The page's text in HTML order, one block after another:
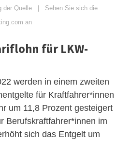
der Quelle | Sehen Sie sich die
an
für LKW-
werden in einem zweiten
für Kraftfahrer*innen
um 11,8 Prozent gesteigert
Berufskraftfahrer*innen im
sich das Entgelt um